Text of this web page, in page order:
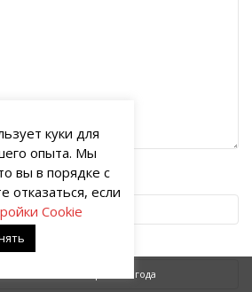
Времена года
куки для
опыта. Мы
вы в порядке с
отказаться, если
Cookie